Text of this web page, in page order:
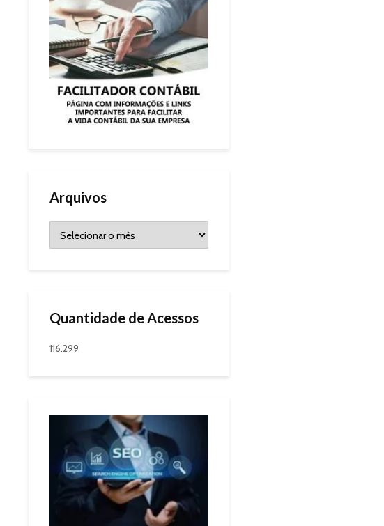
Arquivos
Quantidade de Acessos
116.299